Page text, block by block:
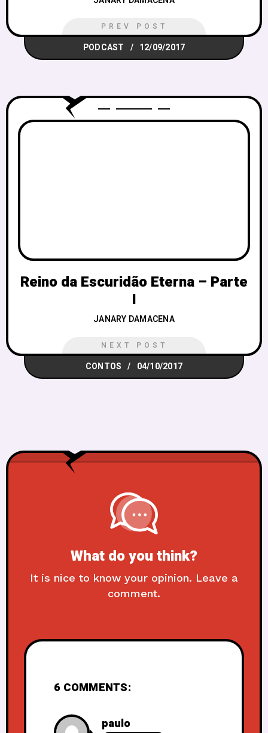
PREV POST
PODCAST 12/09/2017
Reino da Escuridão Eterna – Parte
I
JANARY DAMACENA
NEXT POST
CONTOS 04/10/2017
What do you think?
It is nice to know your opinion. Leave a
comment.
6 COMMENTS:
paulo